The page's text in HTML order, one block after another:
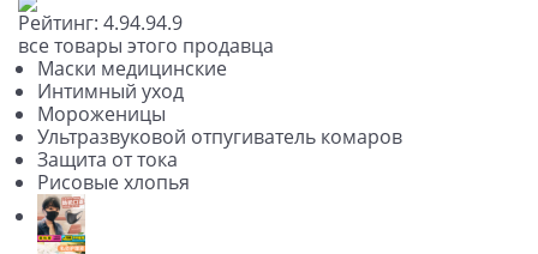
Рейтинг: 4.94.94.9
все товары этого продавца
Маски медицинские
Интимный уход
Мороженицы
Ультразвуковой отпугиватель комаров
Защита от тока
Рисовые хлопья